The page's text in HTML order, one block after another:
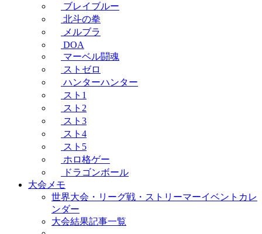
ブレイブルー
北斗の拳
メルブラ
DOA
マーベル闘魂
ストゼロ
ハンターハンター
スト1
スト2
スト3
スト4
スト5
ホロ格ゲー
ドラゴンボール
大会メモ
世界大会・リーグ戦・ストリーマーイベントカレ
ンダー
大会結果記事一覧